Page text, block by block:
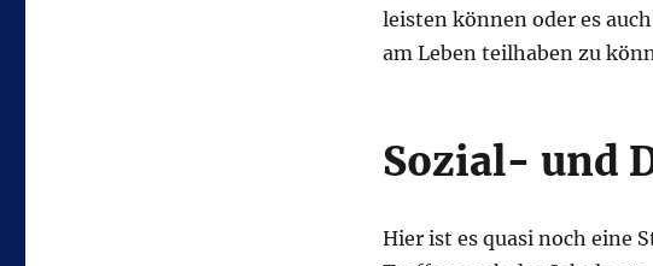
leisten können oder es
am Leben teilhaben zu
Sozial- und
Hier ist es quasi noch eine